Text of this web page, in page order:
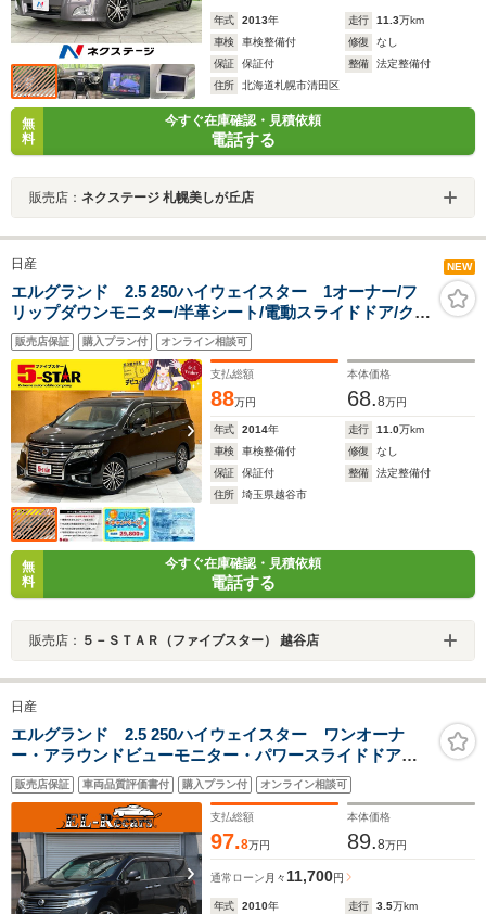
年式 2013年 走行 11.3万km
車検
車検整備付 修復
なし
保証
保証付 整備
法定整備付
住所
北海道札幌市清田区
無
料
今すぐ在庫確認・見積依頼
電話する
販売店： ネクステージ 札幌美しが丘店
日産 NEW
エルグランド 2.5 250ハイウェイスター 1オーナー/フ
リップダウンモニター/半革シート/電動スライドドア/クル
ーズコントロール/横滑り防止装置/スマートキー/ETC/純
正ナビ/Bluetooth/LEDオートライト/純正AW
販売店保証 購入プラン付 オンライン相談可
支払総額
88万円
本体価格
68.8万円
年式 2014年 走行 11.0万km
車検
車検整備付 修復
なし
保証
保証付 整備
法定整備付
住所
埼玉県越谷市
無
料
今すぐ在庫確認・見積依頼
電話する
販売店： ５－ＳＴＡＲ（ファイブスター） 越谷店
日産
エルグランド 2.5 250ハイウェイスター ワンオーナ
ー・アラウンドビューモニター・パワースライドドア・
純正ナビ・後席モニター・フルセグ・Bluetooth接続・ス
マートキー・プッシュスタート・ETC・HIDヘッドライ
ト・フォグランプ・純正18インチAW
販売店保証 車両品質評価書付 購入プラン付 オンライン相談可
支払総額
97.8万円
本体価格
89.8万円
通常ローン 月々11,700円
年式 2010年 走行 3.5万km